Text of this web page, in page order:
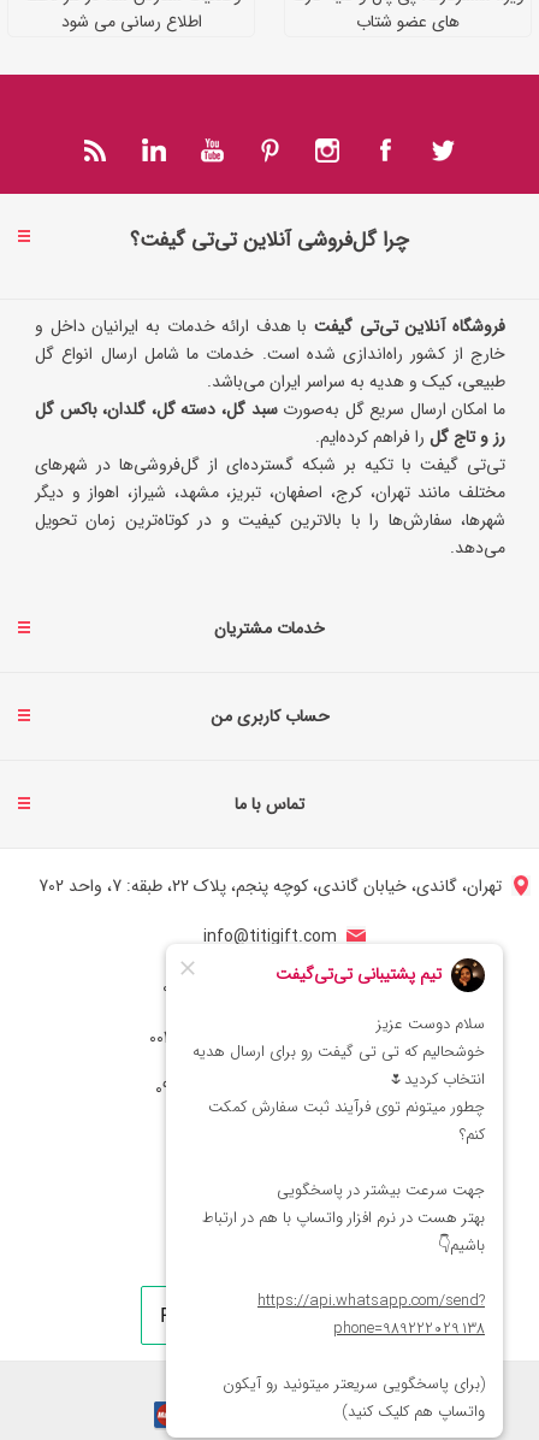
های عضو شتاب
اطلاع رسانی می شود
چرا گل‌فروشی آنلاین تی‌تی گیفت؟
فروشگاه آنلاین تی‌تی گیفتبا هدف ارائه خدمات به ایرانیان داخل و
خارج از کشور راه‌اندازی شده است. خدمات ما شامل ارسال انواع گل
طبیعی، کیک و هدیه به سراسر ایران می‌باشد.
ما امکان ارسال سریع گل به‌صورتسبد گل، دسته گل، گلدان، باکس گل
رز و تاج گل را فراهم کرده‌ایم.
تی‌تی گیفت با تکیه بر شبکه گسترده‌ای از گل‌فروشی‌ها در شهرهای
مختلف مانند تهران، کرج، اصفهان، تبریز، مشهد، شیراز، اهواز و دیگر
شهرها، سفارش‌ها را با بالاترین کیفیت و در کوتاه‌ترین زمان تحویل
می‌دهد.
خدمات مشتریان
حساب کاربری من
تماس با ما
تهران، گاندی، خیابان گاندی، کوچه پنجم، پلاک 22، طبقه: 7، واحد 702
info@titigift.com
شماره تماس ایران: 02166066403
شماره تماس آمریکا: 0014088054942